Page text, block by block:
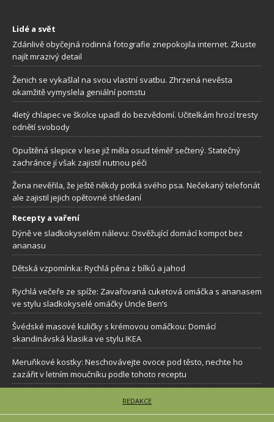
Lidé a svět
Zdánlivě obyčejná rodinná fotografie znepokojila internet. Zkuste
najít mrazivý detail
Ženich se vykašlal na svou vlastní svatbu. Zhrzená nevěsta
okamžitě vymyslela geniální pomstu
4letý chlapec ve školce upadl do bezvědomí. Učitelkám hrozí tresty
odnětí svobody
Opuštěná slepice v lese již měla osud téměř sečtený. Statečný
zachránce jí však zajistil nutnou péči
Žena nevěřila, že ještě někdy potká svého psa. Nečekaný telefonát
ale zajistil jejich opětovné shledaní
Recepty a vaření
Dýně ve sladkokyselém nálevu: Osvěžující domácí kompot bez
ananasu
Dětská vzpomínka: Rychlá pěna z bílků a jahod
Rychlá večeře ze spíže: Zavařovaná cuketová omáčka s ananasem
ve stylu sladkokyselé omáčky Uncle Ben’s
Švédské masové kuličky s krémovou omáčkou: Domácí
skandinávská klasika ve stylu IKEA
Meruňkové kostky: Neschovávejte ovoce pod těsto, nechte ho
zazářit v letním moučníku podle tohoto receptu
REDAKCE